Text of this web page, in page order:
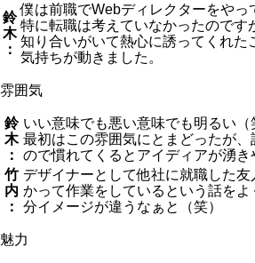
鈴
木
：
僕は前職でWebディレクターをやっ
特に転職は考えていなかったのです
知り合いがいて熱心に誘ってくれた
気持ちが動きました。
雰囲気
鈴
木
：
いい意味でも悪い意味でも明るい（
最初はこの雰囲気にとまどったが
ので慣れてくるとアイディアが湧き
竹
内
：
デザイナーとして他社に就職した
かって作業をしているという話を
分イメージが違うなぁと（笑）
魅力